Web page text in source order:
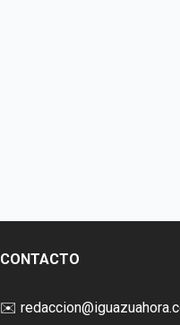
CONTACTO
✉️